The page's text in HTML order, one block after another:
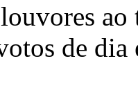
ao
de dia